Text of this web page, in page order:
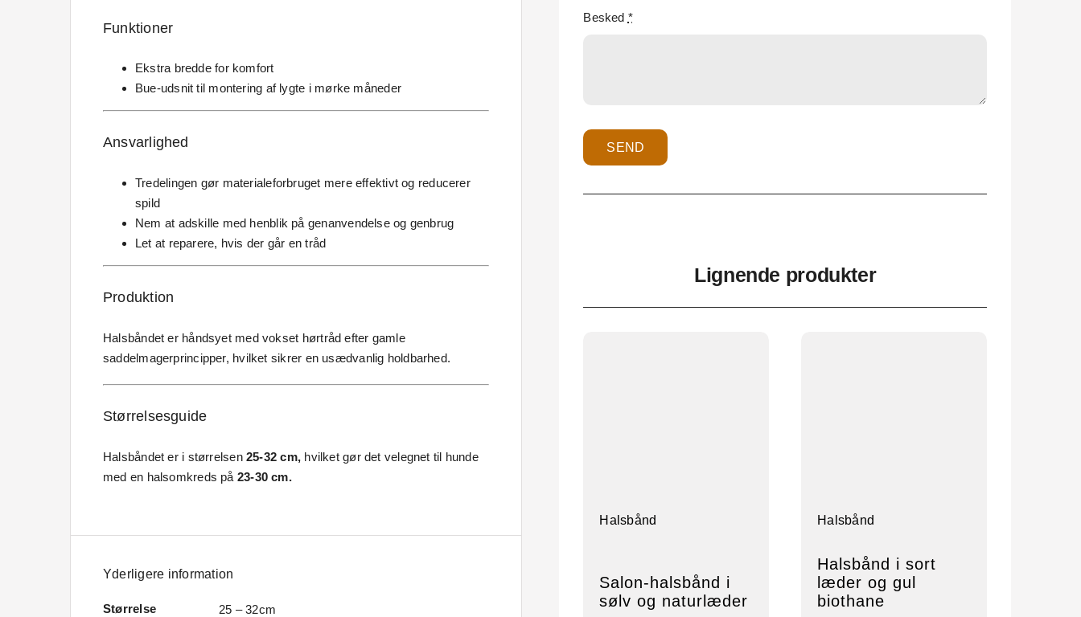
Funktioner
Ekstra bredde for komfort
Bue-udsnit til montering af lygte i mørke måneder
Ansvarlighed
Tredelingen gør materialeforbruget mere effektivt og reducerer
spild
Nem at adskille med henblik på genanvendelse og genbrug
Let at reparere, hvis der går en tråd
Produktion
Halsbåndet er håndsyet med vokset hørtråd efter gamle
saddelmagerprincipper, hvilket sikrer en usædvanlig holdbarhed.
Størrelsesguide
Halsbåndet er i størrelsen25-32 cm, hvilket gør det velegnet til hunde
med en halsomkreds på 23-30 cm.
Yderligere information
Størrelse 25 – 32cm
Besked *
SEND
Lignende produkter
Halsbånd
Salon-halsbånd i
sølv og naturlæder
Halsbånd
Halsbånd i sort
læder og gul
biothane